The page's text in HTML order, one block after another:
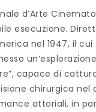
d’Arte
esecuzione.
nel 1947, il
capace di
chirurgica
attoriali, in